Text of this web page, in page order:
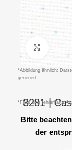
*Abbildung ähnlich:
generiert.
3281 |
*Falls eine fehlerhafte
Bitte
der